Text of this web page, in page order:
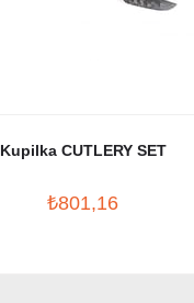
Kupilka CUTLERY SET
₺801,16